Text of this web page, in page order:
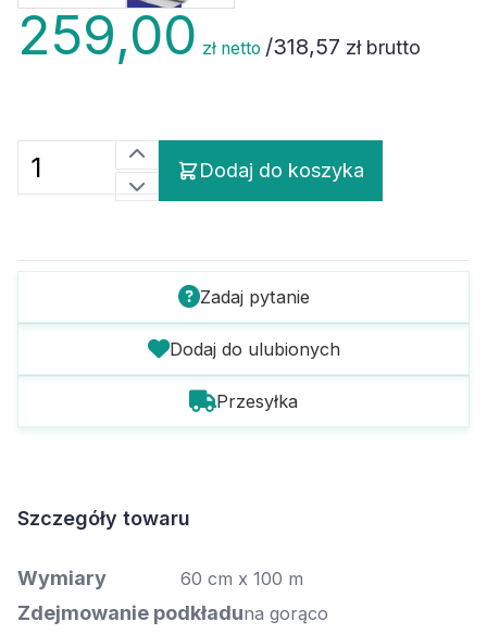
259,00 zł netto /318,57 zł brutto
Dodaj do koszyka
Zadaj pytanie
Dodaj do ulubionych
Przesyłka
Szczegóły towaru
Wymiary 60 cm x 100 m
Zdejmowanie podkładuna gorąco